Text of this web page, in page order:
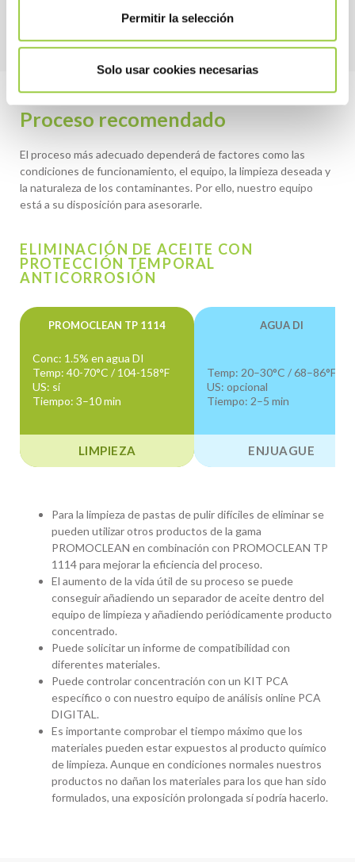
Permitir la selección
Solo usar cookies necesarias
Proceso recomendado
El proceso más adecuado dependerá de factores como las
condiciones de funcionamiento, el equipo, la limpieza deseada y
la naturaleza de los contaminantes. Por ello, nuestro equipo
está a su disposición para asesorarle.
ELIMINACIÓN DE ACEITE CON
PROTECCIÓN TEMPORAL
ANTICORROSIÓN
PROMOCLEAN TP 1114
Conc: 1.5% en agua DI
Temp: 40-70°C / 104-158°F
US: sí
Tiempo: 3–10 min
LIMPIEZA
AGUA DI
Temp: 20–30°C / 68–86°F
US: opcional
Tiempo: 2–5 min
ENJUAGUE
Para la limpieza de pastas de pulir difíciles de eliminar se
pueden utilizar otros productos de la gama
PROMOCLEAN en combinación con PROMOCLEAN TP
1114 para mejorar la eficiencia del proceso.
El aumento de la vida útil de su proceso se puede
conseguir añadiendo un separador de aceite dentro del
equipo de limpieza y añadiendo periódicamente producto
concentrado.
Puede solicitar un informe de compatibilidad con
diferentes materiales.
Puede controlar concentración con un KIT PCA
específico o con nuestro equipo de análisis online PCA
DIGITAL.
Es importante comprobar el tiempo máximo que los
materiales pueden estar expuestos al producto químico
de limpieza. Aunque en condiciones normales nuestros
productos no dañan los materiales para los que han sido
formulados, una exposición prolongada sí podría hacerlo.